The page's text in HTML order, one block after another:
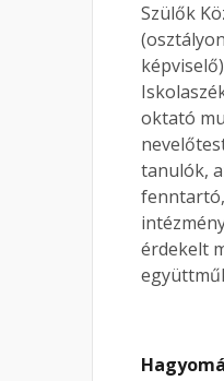
Szülők
képviselő)
oktató
tanulók,
érdekelt